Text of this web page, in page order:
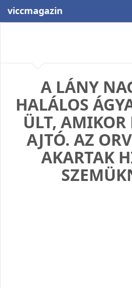
viccmagazin
A LÁNY
HALÁLOS
ÜLT,
AJTÓ. AZ
AKARTAK